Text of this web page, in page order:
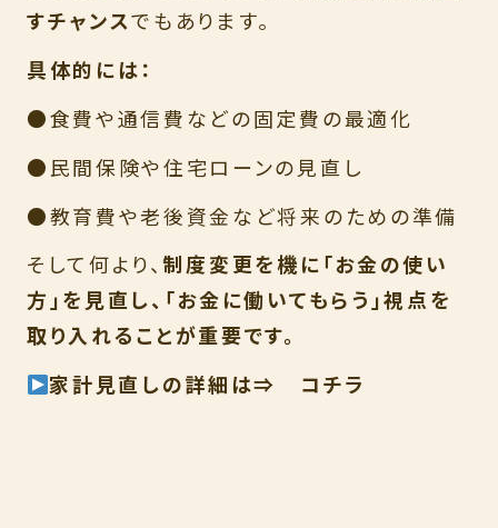
すチャンスでもあります。
具体的には：
●食費や通信費などの固定費の最適化
●民間保険や住宅ローンの見直し
●教育費や老後資金など将来のための準備
そして何より、制度変更を機に「お金の使い
方」を見直し、「お金に働いてもらう」視点を
取り入れることが重要です。
家計見直しの詳細は⇒ コチラ